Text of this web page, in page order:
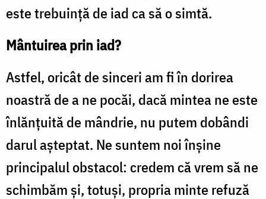
este trebuinţă de iad ca să o simtă.
Mântuirea prin iad?
Astfel, oricât de sinceri am fi în dorirea
noastră de a ne pocăi, dacă mintea ne este
înlănţuită de mândrie, nu putem dobândi
darul aşteptat. Ne suntem noi înşine
principalul obstacol: credem că vrem să ne
schimbăm şi, totuşi, propria minte refuză